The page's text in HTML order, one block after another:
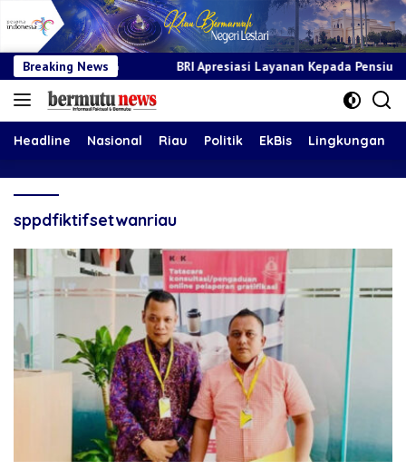
Breaking NewsBRI Apresiasi Layanan Kepada Pensiunan Jadi Bukti
Headline Nasional Riau Politik EkBis Lingkungan
sppdfiktifsetwanriau